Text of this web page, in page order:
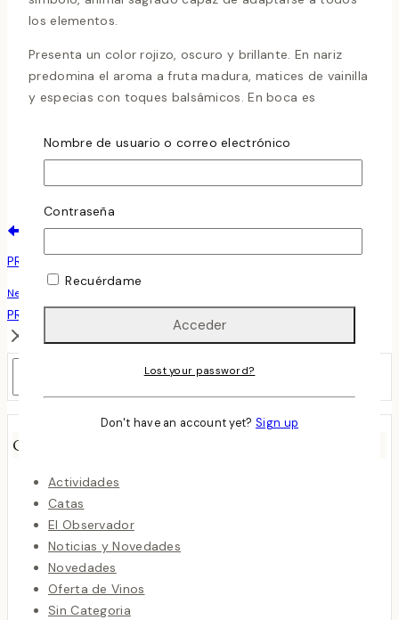
los elementos.
Presenta un color rojizo, oscuro y brillante. En nariz
predomina el aroma a fruta madura, matices de vainilla
y especias con toques balsámicos. En boca es
un placer para los sentidos.
Navegación
De
Entradas
PROGRAMA DE CURSOS DE VINOS (2º TRIMESTRE)
Next
PRIETO PARIENTE «UN VINO PARA ENAMORAR»
Buscar
Categorías
Actividades
Catas
El Observador
Noticias y Novedades
Novedades
Oferta de Vinos
Sin Categoria
Nombre de usuario o correo electrónico
Contraseña
Recuérdame
Lost your password?
Don't have an account yet? Sign up